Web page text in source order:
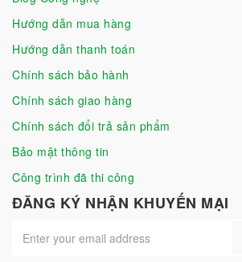
Hướng dẫn mua hàng
Hướng dẫn thanh toán
Chính sách bảo hành
Chính sách giao hàng
Chính sách đổi trả sản phẩm
Bảo mật thông tin
Công trình đã thi công
ĐĂNG KÝ NHẬN KHUYẾN MẠI